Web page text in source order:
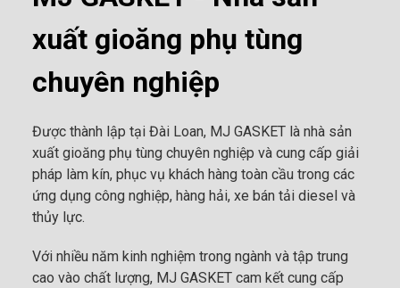
xuất gioăng phụ tùng
chuyên nghiệp
Được thành lập tại Đài Loan, MJ GASKET là nhà sản
xuất gioăng phụ tùng chuyên nghiệp và cung cấp giải
pháp làm kín, phục vụ khách hàng toàn cầu trong các
ứng dụng công nghiệp, hàng hải, xe bán tải diesel và
thủy lực.
Với nhiều năm kinh nghiệm trong ngành và tập trung
cao vào chất lượng, MJ GASKET cam kết cung cấp